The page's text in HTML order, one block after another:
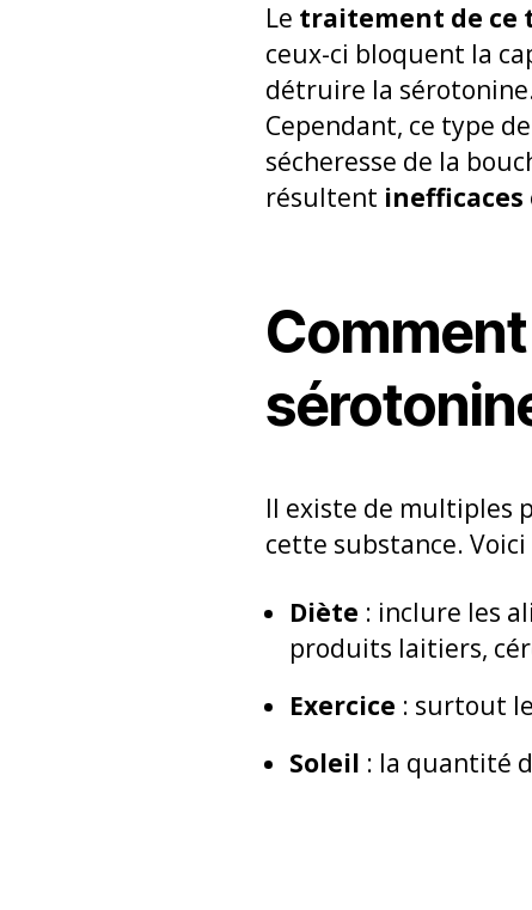
Le traitement de ce
ceux-ci bloquent la
détruire la
Cependant, ce type
sécheresse de la
résultent
Il existe de multiples
cette substance.
Diète : inclure les
produits laitiers,
Exercice : surtout
Soleil : la quantité